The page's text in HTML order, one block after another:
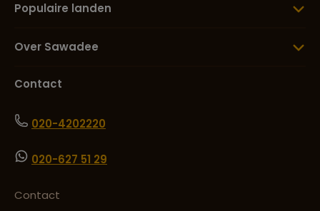
Populaire landen
Over Sawadee
Contact
020-4202220
020-627 51 29
Contact